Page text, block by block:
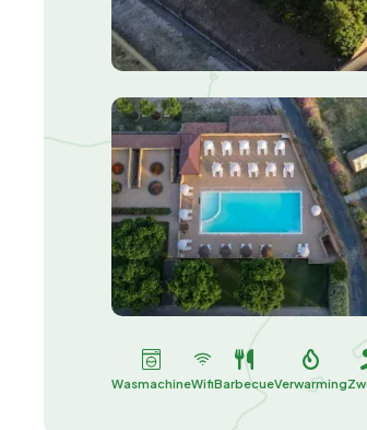
WasmachineWifiBarbecueVerwarming